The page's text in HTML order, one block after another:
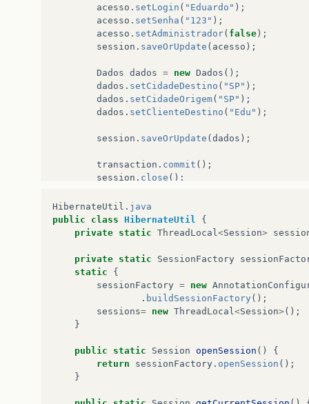
acesso . setLogin ( "Eduardo" );
acesso . setSenha ( "123" );
acesso . setAdministrador( false );
session . saveOrUpdate ( acesso );
Dados dados = new Dados ();
dados . setCidadeDestino ( "SP" );
dados . setCidadeOrigem( "SP" );
dados . setClienteDestino ( "Edu" );
session . saveOrUpdate ( dados );
transaction . commit ();
session . close ();
}
}
HibernateUtil . java
public
class HibernateUtil
{
private static ThreadLocal <Session>
private static SessionFactory
static
{
sessionFactory = new
. buildSessionFactory ();
sessions= new ThreadLocal <Session> ();
}
public static Session openSession ()
{
return
sessionFactory . openSession ();
}